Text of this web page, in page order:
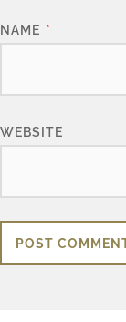
NAME *
WEBSITE